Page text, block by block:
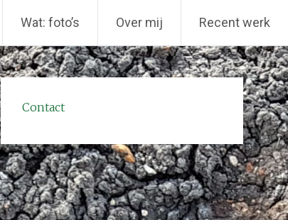
Wat: foto’s Over mij Recent werk
Contact